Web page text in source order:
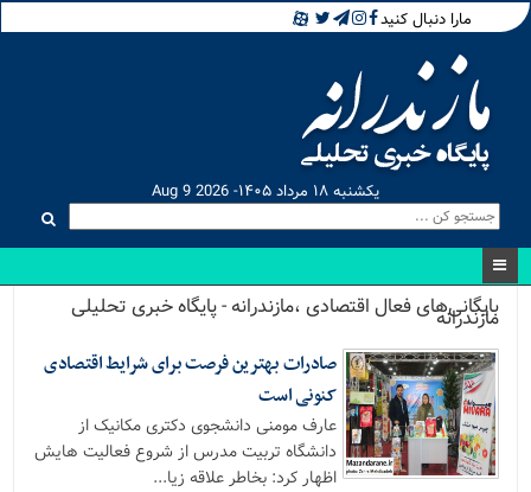
مارا دنبال کنید
یکشنبه ۱۸ مرداد ۱۴۰۵- Aug 9 2026
بایگانی‌های فعال اقتصادی ،مازندرانه - پایگاه خبری تحلیلی
مازندرانه
صادرات بهترین فرصت برای شرایط اقتصادی
کنونی است
عارف مومنی دانشجوی دکتری مکانیک از
دانشگاه تربیت مدرس از شروع فعالیت هایش
اظهار کرد: بخاطر علاقه زیا...